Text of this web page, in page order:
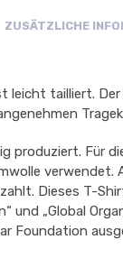
ZUSÄTZLICHE
leicht tailliert.
produziert. Für
verwendet.
Dieses T-
und „Global
Foundation